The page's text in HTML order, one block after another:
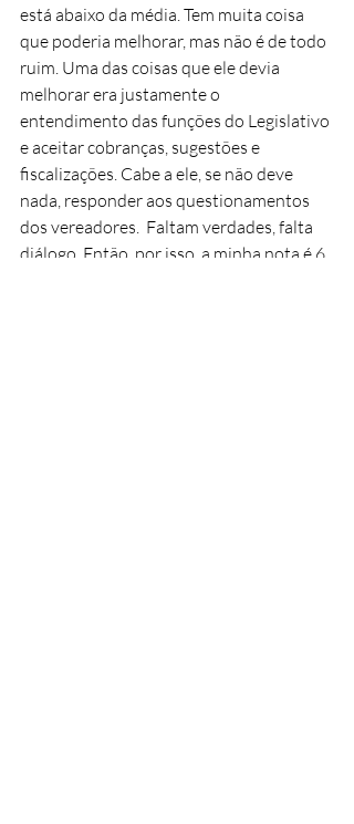
está abaixo da média. Tem muita coisa
que poderia melhorar, mas não é de todo
ruim. Uma das coisas que ele devia
melhorar era justamente o
entendimento das funções do Legislativo
e aceitar cobranças, sugestões e
fiscalizações. Cabe a ele, se não deve
nada, responder aos questionamentos
dos vereadores.  Faltam verdades, falta
diálogo. Então, por isso, a minha nota é 6.